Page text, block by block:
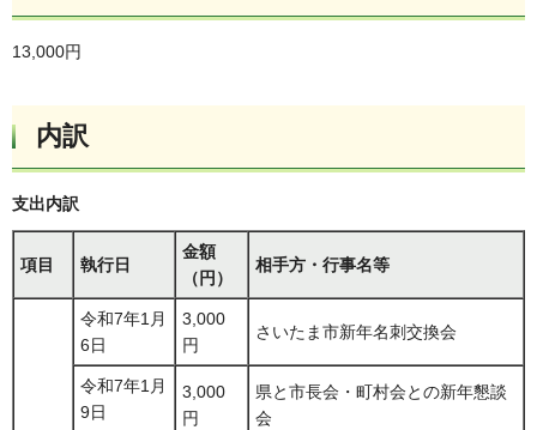
13,000円
内訳
支出内訳
項目 執行日
金額
（円）
相手方・行事名等
令和7年1月
6日
3,000
円
さいたま市新年名刺交換会
令和7年1月
9日
3,000
円
県と市長会・町村会との新年懇談
会